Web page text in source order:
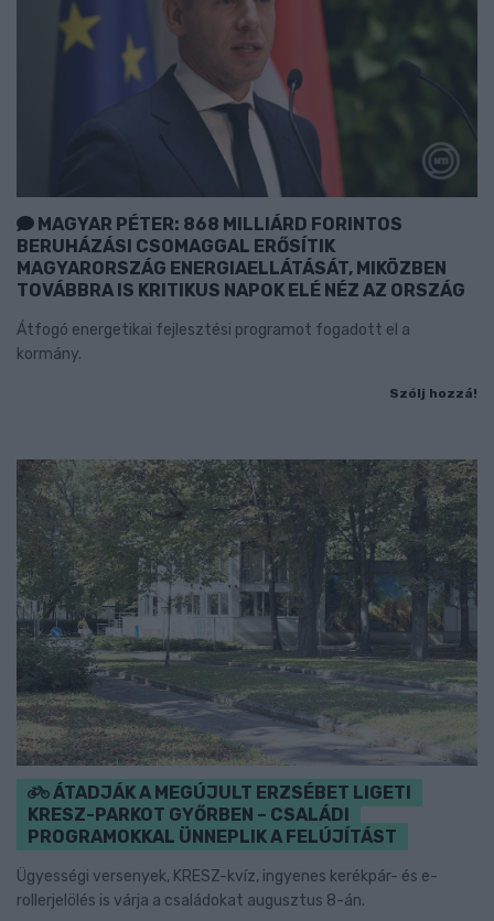
MAGYAR PÉTER: 868 MILLIÁRD FORINTOS
BERUHÁZÁSI CSOMAGGAL ERŐSÍTIK
MAGYARORSZÁG ENERGIAELLÁTÁSÁT, MIKÖZBEN
TOVÁBBRA IS KRITIKUS NAPOK ELÉ NÉZ AZ ORSZÁG
Átfogó energetikai fejlesztési programot fogadott el a
kormány.
Szólj hozzá!
ÁTADJÁK A MEGÚJULT ERZSÉBET LIGETI
KRESZ-PARKOT GYŐRBEN – CSALÁDI
PROGRAMOKKAL ÜNNEPLIK A FELÚJÍTÁST
Ügyességi versenyek, KRESZ-kvíz, ingyenes kerékpár- és e-
rollerjelölés is várja a családokat augusztus 8-án.